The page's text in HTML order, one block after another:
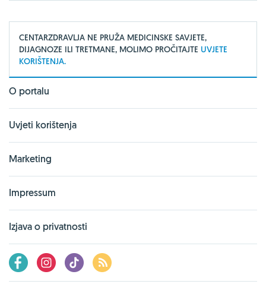
CENTARZDRAVLJA NE PRUŽA MEDICINSKE SAVJETE,
DIJAGNOZE ILI TRETMANE, MOLIMO PROČITAJTE UVJETE
KORIŠTENJA.
O portalu
Uvjeti korištenja
Marketing
Impressum
Izjava o privatnosti